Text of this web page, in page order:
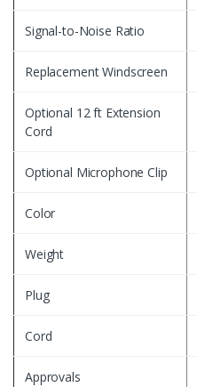
Signal-to-Noise Ratio
Replacement Windscreen
Optional 12 ft Extension
Cord
Optional Microphone Clip
Color
Weight
Plug
Cord
Approvals